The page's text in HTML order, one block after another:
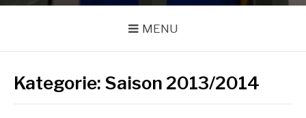
MENU
Kategorie: Saison 2013/2014